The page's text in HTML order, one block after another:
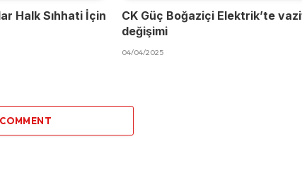
Halk Sıhhati İçin
CK Güç Boğaziçi Elektrik’te
değişimi
04/04/2025